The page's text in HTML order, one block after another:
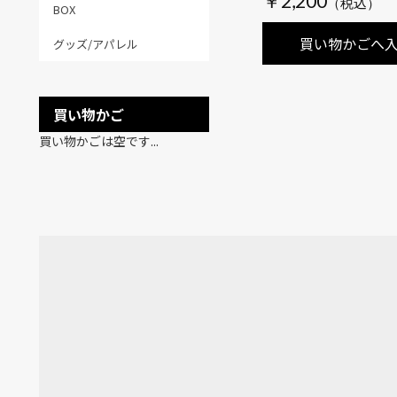
BOX
グッズ/アパレル
買い物かご
買い物かごは空です...
買い物かごへ